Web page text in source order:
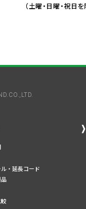
（土曜・日曜・祝日を
・延長コード